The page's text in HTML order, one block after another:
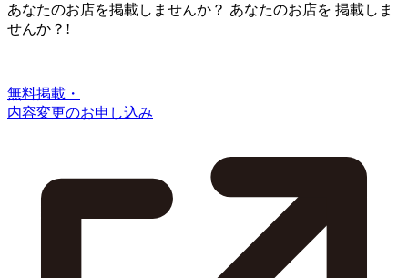
あなたのお店を掲載しませんか？ あなたのお店を 掲載しま
せんか？!
無料掲載・
内容変更のお申し込み